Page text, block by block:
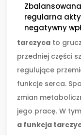
regularna
negatywny
tarczyca to
przedniej części
regulujące
funkcje serca.
zmian
jego pracę. W
a funkcja